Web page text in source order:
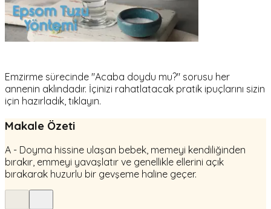
Emzirme sürecinde "Acaba doydu mu?" sorusu her
annenin aklındadır. İçinizi rahatlatacak pratik ipuçlarını sizin
için hazırladık, tıklayın.
Makale Özeti
A - Doyma hissine ulaşan bebek, memeyi kendiliğinden
bırakır, emmeyi yavaşlatır ve genellikle ellerini açık
bırakarak huzurlu bir gevşeme haline geçer.